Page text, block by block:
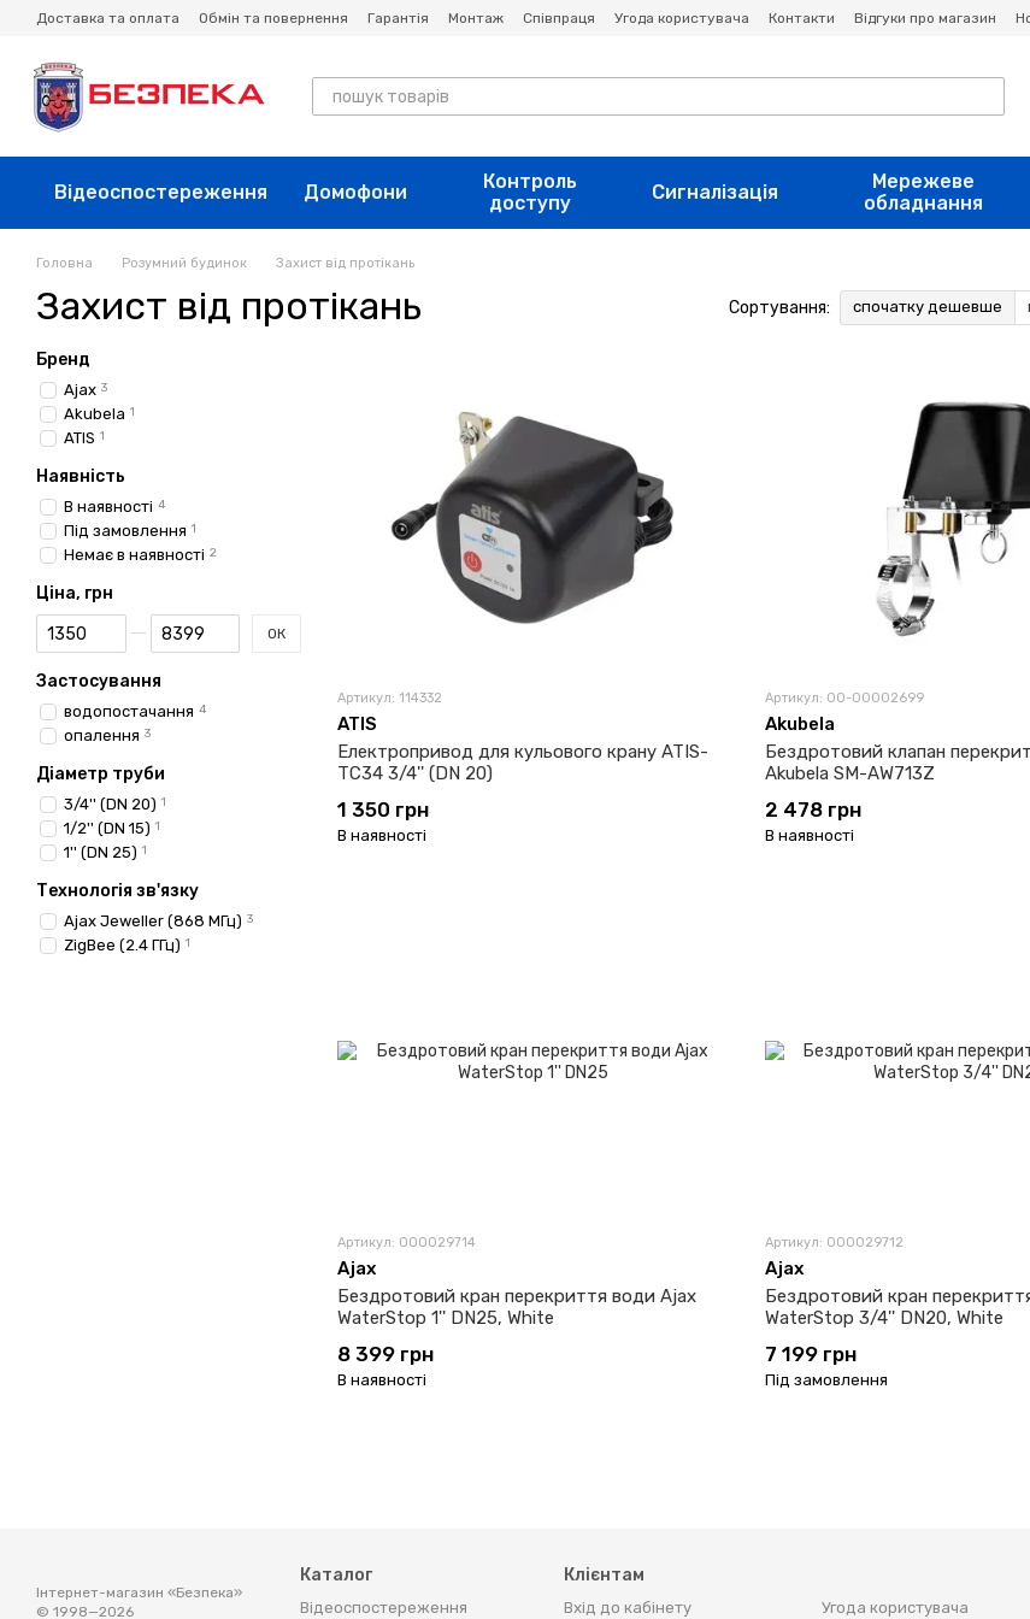
Перейти до основного контенту
Доставка та оплата Обмін та повернення Гарантія Монтаж Співпраця Угода користувача Контакти Відгуки про магазин
Відеоспостереження Домофони
Контроль
доступу
Сигналізація
Мережеве
обладнання
Головна Розумний будинок Захист від протікань
Захист від протікань Сортування: спочатку дешевше
Артикул: 114332
ATIS
Електропривод для кульового крану ATIS-
TC34 3/4'' (DN 20)
1 350 грн
В наявності
Артикул: 00-00002699
Akubela
Бездротовий клапан
Akubela SM-AW713Z
2 478 грн
В наявності
Артикул: 000029714
Ajax
Бездротовий кран перекриття води Ajax
WaterStop 1'' DN25, White
8 399 грн
В наявності
Артикул: 000029712
Ajax
Бездротовий кран
WaterStop 3/4'' DN20, White
7 199 грн
Під замовлення
Бренд
Ajax 3
Akubela 1
ATIS 1
Наявність
В наявності 4
Під замовлення 1
Немає в наявності 2
Ціна, грн
Від Ціна, грн
До Ціна, грн ОК
Застосування
водопостачання 4
опалення 3
Діаметр труби
3/4'' (DN 20) 1
1/2'' (DN 15) 1
1'' (DN 25) 1
Технологія зв'язку
Ajax Jeweller (868 МГц) 3
ZigBee (2.4 ГГц) 1
Інтернет-магазин «Безпека»
© 1998—2026
Каталог
Відеоспостереження
Клієнтам
Вхід до кабінету Угода користувача